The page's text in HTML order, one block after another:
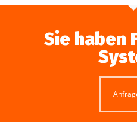
Sie haben